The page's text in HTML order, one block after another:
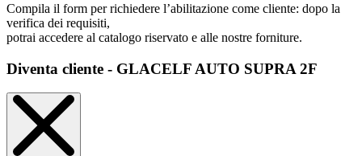
Compila il form per richiedere l’abilitazione come cliente: dopo la
verifica dei requisiti,
potrai accedere al catalogo riservato e alle nostre forniture.
Diventa cliente - GLACELF AUTO SUPRA 2F